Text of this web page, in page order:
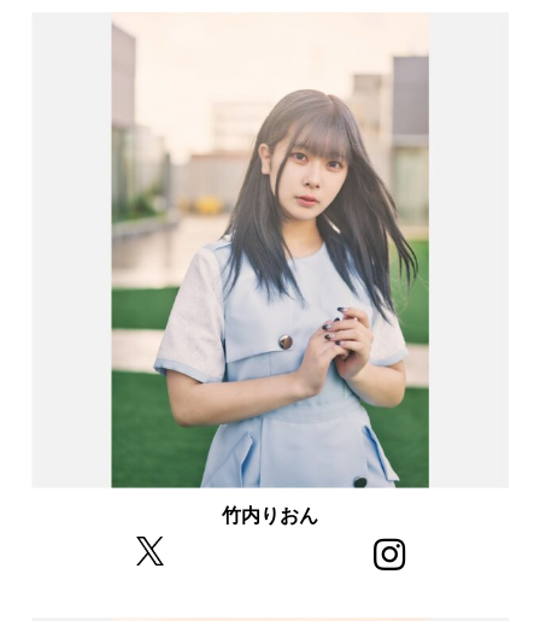
竹内りおん